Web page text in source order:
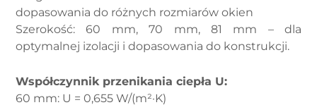
dopasowania do różnych rozmiarów okien
Szerokość: 60 mm, 70 mm, 81 mm – dla
optymalnej izolacji i dopasowania do konstrukcji.
Współczynnik przenikania ciepła U:
60 mm: U = 0,655 W/(m²·K)